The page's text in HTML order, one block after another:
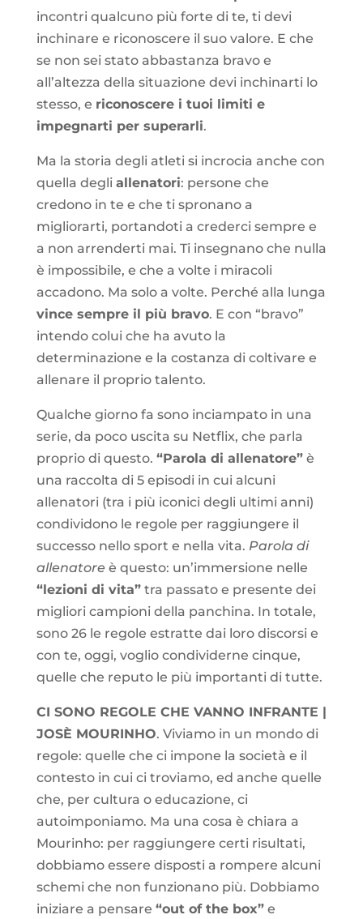
incontri qualcuno più forte di te, ti devi
inchinare e riconoscere il suo valore. E che
se non sei stato abbastanza bravo e
all’altezza della situazione devi inchinarti lo
stesso, e riconoscere i tuoi limiti e
impegnarti per superarli.
Ma la storia degli atleti si incrocia anche con
quella degli allenatori: persone che
credono in te e che ti spronano a
migliorarti, portandoti a crederci sempre e
a non arrenderti mai. Ti insegnano che nulla
è impossibile, e che a volte i miracoli
accadono. Ma solo a volte. Perché alla lunga
vince sempre il più bravo. E con “bravo”
intendo colui che ha avuto la
determinazione e la costanza di coltivare e
allenare il proprio talento.
Qualche giorno fa sono inciampato in una
serie, da poco uscita su Netflix, che parla
proprio di questo. “Parola di allenatore”è
una raccolta di 5 episodi in cui alcuni
allenatori (tra i più iconici degli ultimi anni)
condividono le regole per raggiungere il
successo nello sport e nella vita. Parola di
allenatoreè questo: un’immersione nelle
“lezioni di vita”tra passato e presente dei
migliori campioni della panchina. In totale,
sono 26 le regole estratte dai loro discorsi e
con te, oggi, voglio condividerne cinque,
quelle che reputo le più importanti di tutte.
CI SONO REGOLE CHE VANNO INFRANTE |
JOSÈ MOURINHO. Viviamo in un mondo di
regole: quelle che ci impone la società e il
contesto in cui ci troviamo, ed anche quelle
che, per cultura o educazione, ci
autoimponiamo. Ma una cosa è chiara a
Mourinho: per raggiungere certi risultati,
dobbiamo essere disposti a rompere alcuni
schemi che non funzionano più. Dobbiamo
iniziare a pensare “out of the box”e